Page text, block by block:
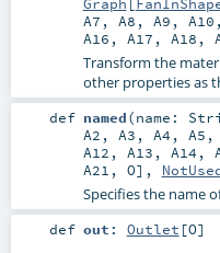
A7 , A8 , A9 , A10
A16 , A17 , A18 ,
Transform the
other properties as
def named(name:
A2 , A3 , A4 , A5 ,
A12 , A13 , A14 ,
A21 , O],
Specifies the name
def out : Outlet [O]